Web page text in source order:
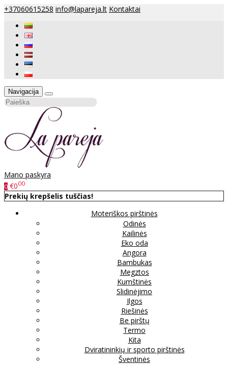
+37060615258 info@lapareja.lt Kontaktai
Navigacija
Mano paskyra
0 €000
Prekių krepšelis tuščias!
Moteriškos pirštinės
Odinės
Kailinės
Eko oda
Angora
Bambukas
Megztos
Kumštinės
Slidinėjimo
Ilgos
Riešinės
Be pirštų
Termo
Kita
Dviratininkių ir sporto pirštinės
Šventinės